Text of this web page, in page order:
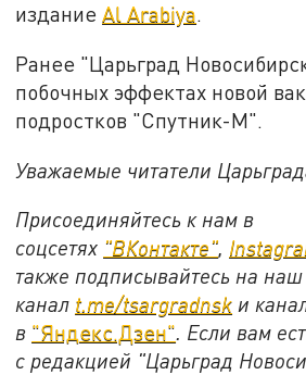
изданиеAl Arabiya.
Ранее "Царьград
побочных эффектах новой
подростков "Спутник-М".
Уважаемые читатели
Присоединяйтесь к нам в
соцсетях "ВКонтакте",
также подписывайтесь на наш
канал t.me/tsargradnsk и
в "Яндекс.Дзен". Если вам
с редакцией "Царьград